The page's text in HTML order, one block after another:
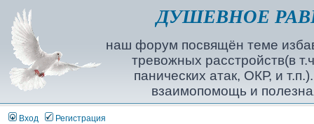
ДУШЕВНОЕ
наш форум посвящён теме
тревожных расстройств(в
панических атак, ОКР, и
взаимопомощь и
Вход Регистрация